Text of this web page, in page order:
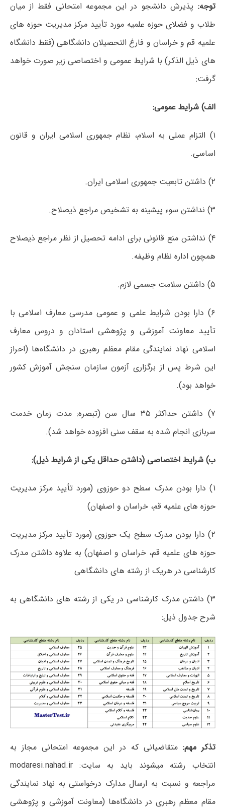
توجه: پذیرش دانشجو در این مجموعه امتحانی فقط از میان
طلاب و فضلای حوزه علمیه مورد تأیید مرکز مدیریت حوزه های
علمیه قم و خراسان و فارغ التحصیلان دانشگاهی (فقط دانشگاه
های ذیل الذکر) با شرایط عمومی و اختصاصی زیر صورت خواهد
گرفت:
الف) شرایط عمومی:
۱) التزام عملی به اسلام، نظام جمهوری اسلامی ایران و قانون
اساسی.
۲) داشتن تابعیت جمهوری اسلامی ایران.
۳) نداشتن سوء پیشینه به تشخیص مراجع ذیصلاح.
۴) نداشتن منع قانونی برای ادامه تحصیل از نظر مراجع ذیصلاح
همچون اداره نظام وظیفه.
۵) داشتن سلامت جسمی لازم.
۶) دارا بودن شرایط علمی و عمومی مدرسی معارف اسلامی با
تأیید معاونت آموزشی و پژوهشی استادان و دروس معارف
اسلامی نهاد نمایندگی مقام معظم رهبری در دانشگاه‌ها (احراز
این شرط پس از برگزاری آزمون سازمان سنجش آموزش کشور
خواهد بود).
۷) داشتن حداکثر ۳۵ سال سن (تبصره: مدت زمان خدمت
سربازی انجام شده به سقف سنی افزوده خواهد شد).
ب) شرایط اختصاصی (داشتن حداقل یکی از شرایط ذیل):
۱) دارا بودن مدرک سطح دو حوزوی (مورد تأیید مرکز مدیریت
حوزه های علمیه قم، خراسان و اصفهان)
۲) دارا بودن مدرک سطح یک حوزوی (مورد تأیید مرکز مدیریت
حوزه های علمیه قم، خراسان و اصفهان) به علاوه داشتن مدرک
کارشناسی در هریک از رشته های دانشگاهی
۳) داشتن مدرک کارشناسی در یکی از رشته های دانشگاهی به
شرح جدول ذیل:
تذکر مهم: متقاضیانی که در این مجموعه امتحانی مجاز به
انتخاب رشته میشوند باید به سایت: modaresi.nahad.ir
مراجعه و نسبت به ارسال مدارک درخواستی به نهاد نمایندگی
مقام معظم رهبری در دانشگاه‌ها (معاونت آموزشی و پژوهشی